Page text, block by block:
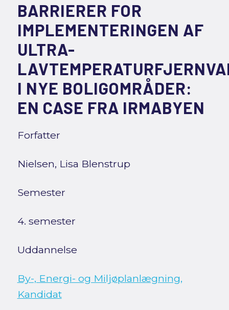
BARRIERER FOR
IMPLEMENTERINGEN AF
ULTRA-
I NYE BOLIGOMRÅDER:
EN CASE FRA IRMABYEN
Forfatter
Nielsen, Lisa Blenstrup
Semester
4. semester
Uddannelse
By-, Energi- og Miljøplanlægning,
Kandidat